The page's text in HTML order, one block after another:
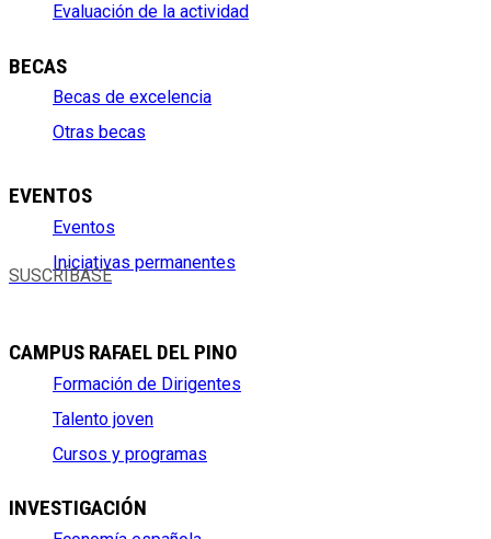
Evaluación de la actividad
BECAS
Becas de excelencia
Otras becas
EVENTOS
Eventos
Iniciativas permanentes
SUSCRÍBASE
CAMPUS RAFAEL DEL PINO
Formación de Dirigentes
Talento joven
Cursos y programas
INVESTIGACIÓN